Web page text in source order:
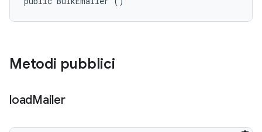
Metodi pubblici
loadMailer